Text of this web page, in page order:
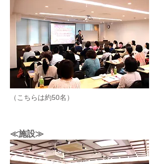
（こちらは約50名）
≪施設≫